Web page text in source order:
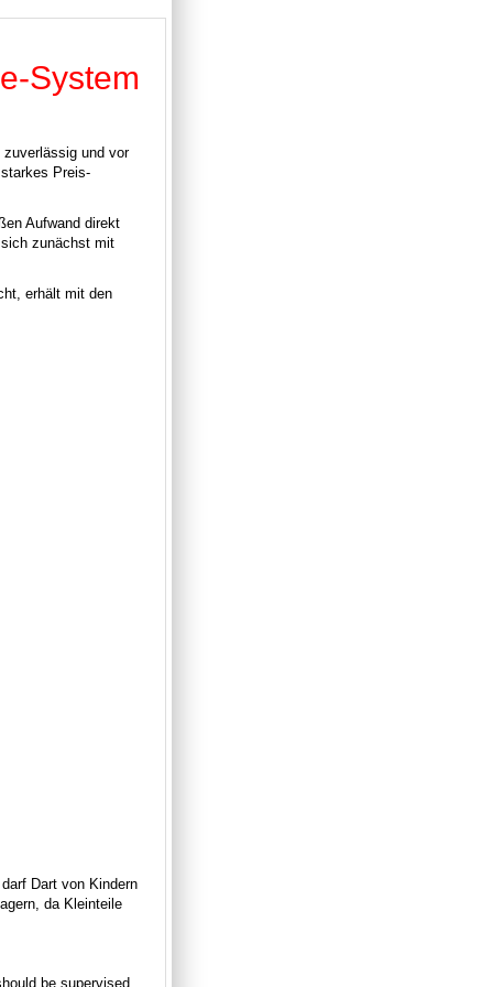
System
und vor
Preis-
Aufwand direkt
zunächst mit
erhält mit den
Dart von Kindern
da Kleinteile
be supervised